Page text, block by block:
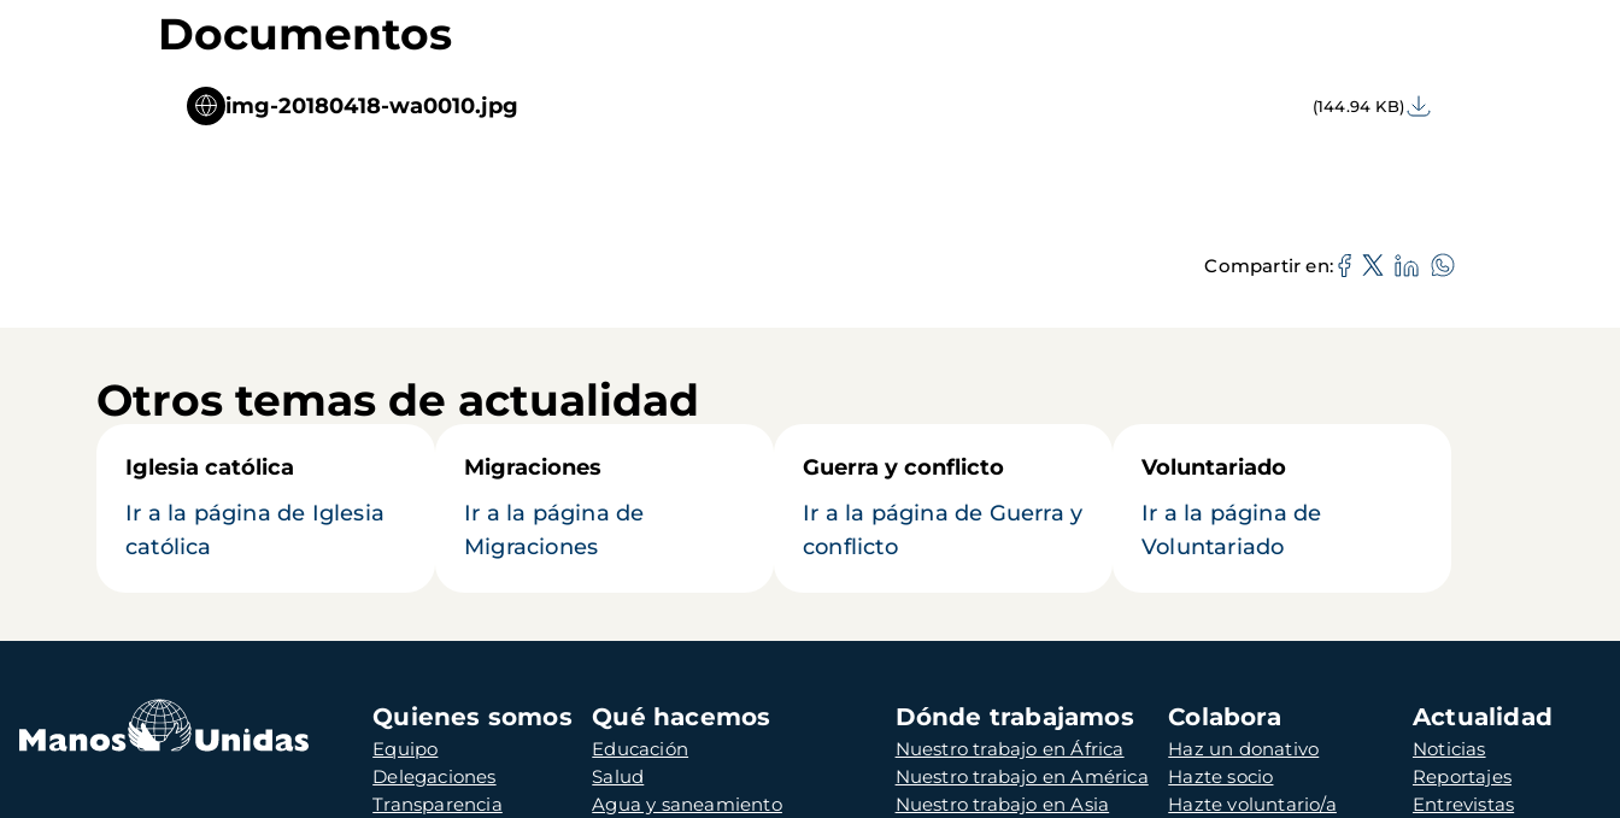
Documentos
img-20180418-wa0010.jpg (144.94 KB)
Compartir en
Otros temas de actualidad
Iglesia católica
Ir a la página de Iglesia
católica
Migraciones
Ir a la página de
Migraciones
Guerra y conflicto
Ir a la página de Guerra y
conflicto
Voluntariado
Ir a la página de
Voluntariado
Navegación
principal
Quienes somos
Equipo
Delegaciones
Transparencia
Qué hacemos
Educación
Salud
Agua y saneamiento
Dónde trabajamos
Nuestro trabajo en África
Nuestro trabajo en América
Nuestro trabajo en Asia
Colabora
Haz un donativo
Hazte socio
Hazte voluntario/a
Actualidad
Noticias
Reportajes
Entrevistas